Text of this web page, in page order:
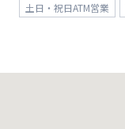
土日・祝日ATM営業